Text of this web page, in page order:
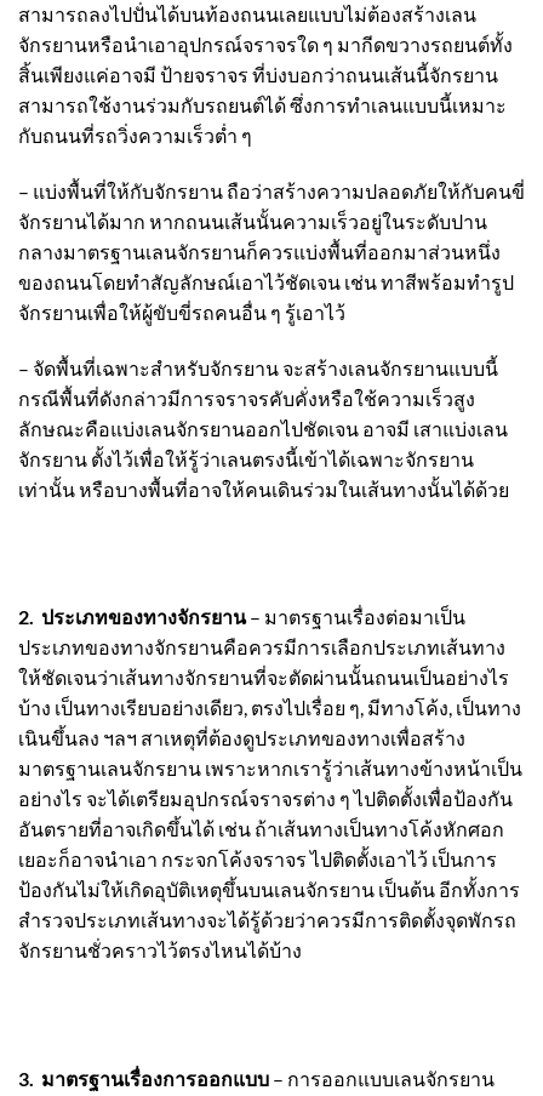
สามารถลงไปปั่นได้บนท้องถนนเลยแบบไม่ต้องสร้างเลน
จักรยานหรือนำเอาอุปกรณ์จราจรใด ๆ มากีดขวางรถยนต์ทั้ง
สิ้นเพียงแค่อาจมี ป้ายจราจร ที่บ่งบอกว่าถนนเส้นนี้จักรยาน
สามารถใช้งานร่วมกับรถยนต์ได้ ซึ่งการทำเลนแบบนี้เหมาะ
กับถนนที่รถวิ่งความเร็วต่ำ ๆ
– แบ่งพื้นที่ให้กับจักรยาน ถือว่าสร้างความปลอดภัยให้กับคนขี่
จักรยานได้มาก หากถนนเส้นนั้นความเร็วอยู่ในระดับปาน
กลางมาตรฐานเลนจักรยานก็ควรแบ่งพื้นที่ออกมาส่วนหนึ่ง
ของถนนโดยทำสัญลักษณ์เอาไว้ชัดเจน เช่น ทาสีพร้อมทำรูป
จักรยานเพื่อให้ผู้ขับขี่รถคนอื่น ๆ รู้เอาไว้
– จัดพื้นที่เฉพาะสำหรับจักรยาน จะสร้างเลนจักรยานแบบนี้
กรณีพื้นที่ดังกล่าวมีการจราจรคับคั่งหรือใช้ความเร็วสูง
ลักษณะคือแบ่งเลนจักรยานออกไปชัดเจน อาจมี เสาแบ่งเลน
จักรยาน ตั้งไว้เพื่อให้รู้ว่าเลนตรงนี้เข้าได้เฉพาะจักรยาน
เท่านั้น หรือบางพื้นที่อาจให้คนเดินร่วมในเส้นทางนั้นได้ด้วย
2. ประเภทของทางจักรยาน– มาตรฐานเรื่องต่อมาเป็น
ประเภทของทางจักรยานคือควรมีการเลือกประเภทเส้นทาง
ให้ชัดเจนว่าเส้นทางจักรยานที่จะตัดผ่านนั้นถนนเป็นอย่างไร
บ้าง เป็นทางเรียบอย่างเดียว, ตรงไปเรื่อย ๆ, มีทางโค้ง, เป็นทาง
เนินขึ้นลง ฯลฯ สาเหตุที่ต้องดูประเภทของทางเพื่อสร้าง
มาตรฐานเลนจักรยาน เพราะหากเรารู้ว่าเส้นทางข้างหน้าเป็น
อย่างไร จะได้เตรียมอุปกรณ์จราจรต่าง ๆ ไปติดตั้งเพื่อป้องกัน
อันตรายที่อาจเกิดขึ้นได้ เช่น ถ้าเส้นทางเป็นทางโค้งหักศอก
เยอะก็อาจนำเอา กระจกโค้งจราจร ไปติดตั้งเอาไว้ เป็นการ
ป้องกันไม่ให้เกิดอุบัติเหตุขึ้นบนเลนจักรยาน เป็นต้น อีกทั้งการ
สำรวจประเภทเส้นทางจะได้รู้ด้วยว่าควรมีการติดตั้งจุดพักรถ
จักรยานชั่วคราวไว้ตรงไหนได้บ้าง
3. มาตรฐานเรื่องการออกแบบ – การออกแบบเลนจักรยาน